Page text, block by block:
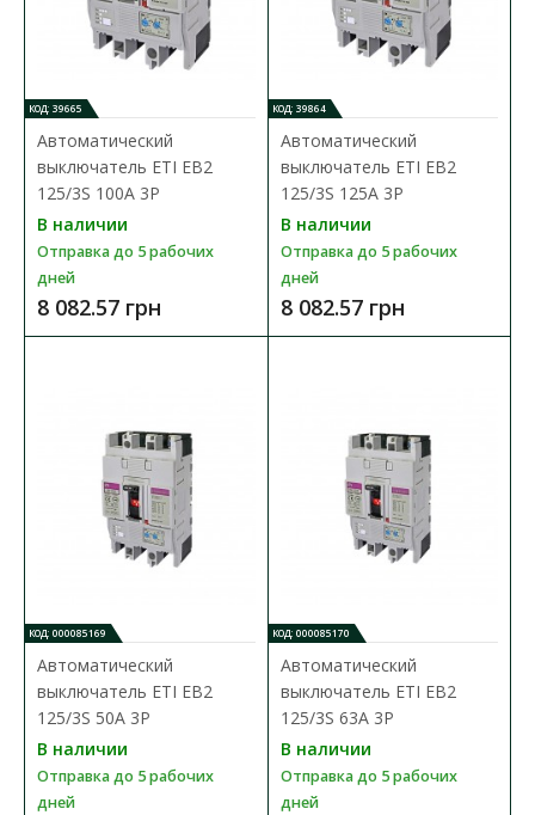
Автоматический выключатель ETI EB2 125/3L 100A
3P
Доступность: В наличии
Отправка до 5 рабочих дней
Промышленные автоматические выключатели ETIBREAK EB2
предназначены для защиты питающих линий, элект..
7 662.70 грн
КОД: 39665
Автоматический
выключатель ETI EB2
125/3S 100A 3P
В наличии
Отправка до 5 рабочих
дней
8 082.57 грн
КОД: 39864
Автоматический
выключатель ETI EB2
125/3S 125A 3P
В наличии
Отправка до 5 рабочих
дней
8 082.57 грн
КОД: 000085169
Автоматический
выключатель ETI EB2
125/3S 50A 3P
В наличии
Отправка до 5 рабочих
дней
КОД: 000085170
Автоматический
выключатель ETI EB2
125/3S 63A 3P
В наличии
Отправка до 5 рабочих
дней